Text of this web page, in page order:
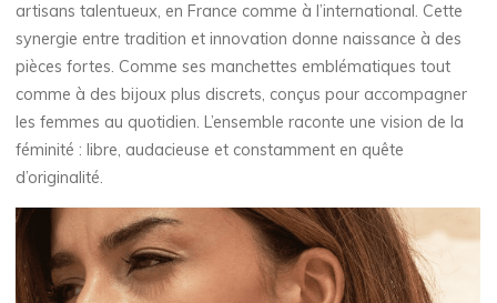
artisans talentueux, en France comme à l’international. Cette
synergie entre tradition et innovation donne naissance à des
pièces fortes. Comme ses manchettes emblématiques tout
comme à des bijoux plus discrets, conçus pour accompagner
les femmes au quotidien. L’ensemble raconte une vision de la
féminité : libre, audacieuse et constamment en quête
d’originalité.